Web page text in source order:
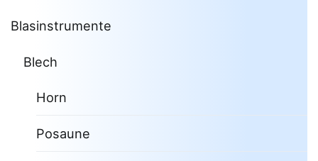
Blasinstrumente
Blech
Horn
Posaune